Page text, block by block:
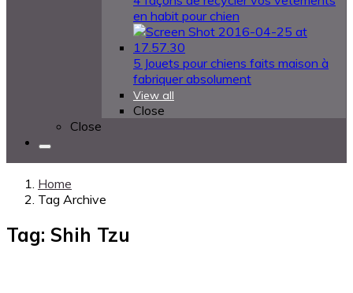
en habit pour chien
5 Jouets pour chiens faits maison à
fabriquer absolument
View all
Close
Close
Home
Tag Archive
Tag: Shih Tzu